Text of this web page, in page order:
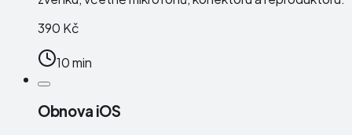
390 Kč
10 min
Obnova iOS